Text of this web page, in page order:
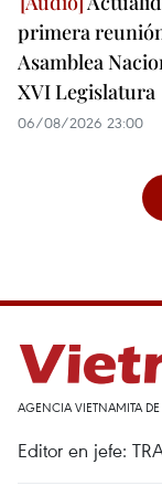
primera
Asamblea
XVI Legislatura
06/08/2026 23:00
AGENCIA VIETNAMITA
Editor en jefe: